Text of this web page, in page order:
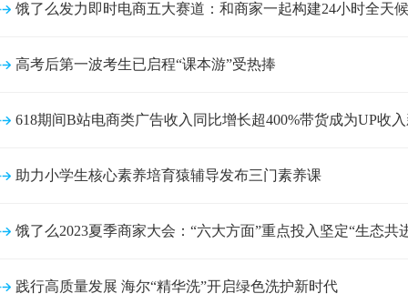
饿了么发力即时电商五大赛道：和商家一起构建24小时全天
高考后第一波考生已启程“课本游”受热捧
618期间B站电商类广告收入同比增长超400%带货成为UP收
助力小学生核心素养培育猿辅导发布三门素养课
饿了么2023夏季商家大会：“六大方面”重点投入坚定“生态共
践行高质量发展 海尔“精华洗”开启绿色洗护新时代